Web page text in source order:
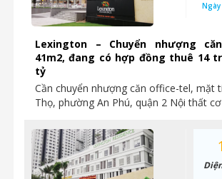
Lexington – Chuyển nhượng
41m2, đang có hợp đồng thuê 14
tỷ
Cần chuyển nhượng căn office-tel, mặt
Thọ, phường An Phú, quận 2 Nội thất